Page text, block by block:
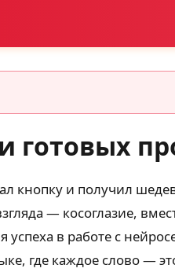
готовых
кнопку и получил
— косоглазие,
в работе с
где каждое слово —